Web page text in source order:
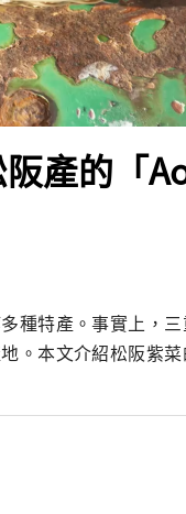
產的「
種特產。事實上，
。本文介紹松阪紫